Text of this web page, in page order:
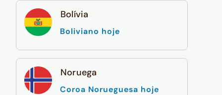
Bolívia
Boliviano hoje
Noruega
Coroa Norueguesa hoje